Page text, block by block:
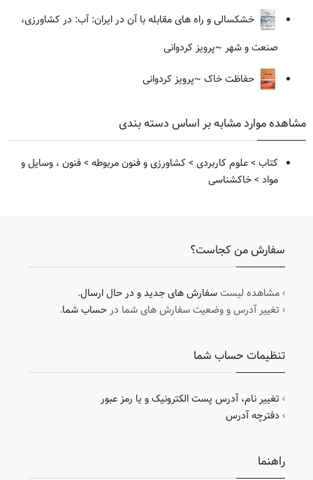
خشکسالی و راه های مقابله با آن در ایران: آب: در کشاورزی،
صنعت و شهر ~پرویز کردوانی
حفاظت خاک ~پرویز کردوانی
مشاهده موارد مشابه بر اساس دسته بندی
کتاب >علوم کاربردی >کشاورزی و فنون مربوطه >فنون ، وسایل و
مواد >خاکشناسی
سفارش من کجاست؟
› مشاهده لیستسفارش های جدید و در حال ارسال.
› تغییر آدرس و وضعیت سفارش های شما درحساب شما.
تنظیمات حساب شما
› تغییر نام، آدرس پست الکترونیک و یا رمز عبور
› دفترچه آدرس
راهنما